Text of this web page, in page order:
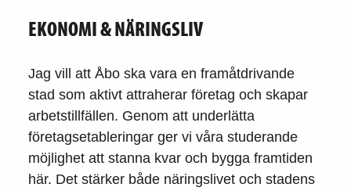
EKONOMI & NÄRINGSLIV
Jag vill att Åbo ska vara en framåtdrivande
stad som aktivt attraherar företag och skapar
arbetstillfällen. Genom att underlätta
företagsetableringar ger vi våra studerande
möjlighet att stanna kvar och bygga framtiden
här. Det stärker både näringslivet och stadens